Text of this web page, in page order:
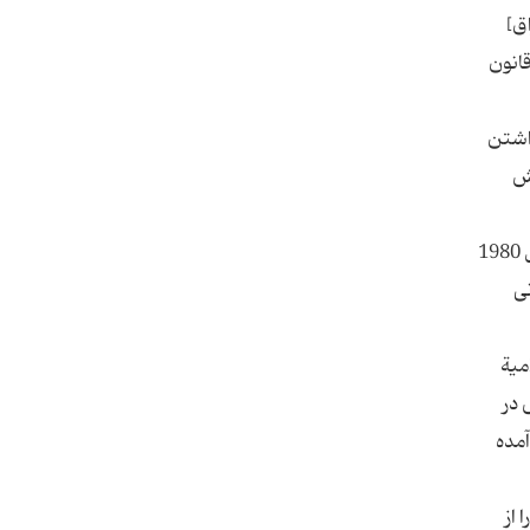
داشتن
او در اوایل دهه‌ی 90 میلادی برای ادامه‌ی تحصیل به انگلستان رفته و در سال 1977 به دریافت مدرک کارشناسی ارشد و در سال 1980
سرنگونی
سپس در
در آمده
از